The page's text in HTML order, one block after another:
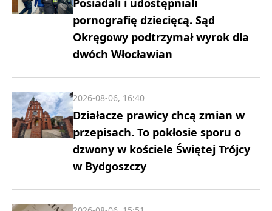
Posiadali i udostępniali
pornografię dziecięcą. Sąd
Okręgowy podtrzymał wyrok dla
dwóch Włocławian
Działacze prawicy chcą zmian w
przepisach. To pokłosie sporu o
dzwony w kościele Świętej Trójcy
w Bydgoszczy
2026-08-06, 16:40